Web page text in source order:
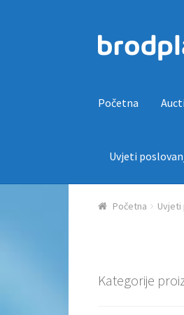
Preskoči na
Skoči do sadržaja
Početna
Uvjeti
PočetnaAuction
Početna Uvjeti
Kategorije